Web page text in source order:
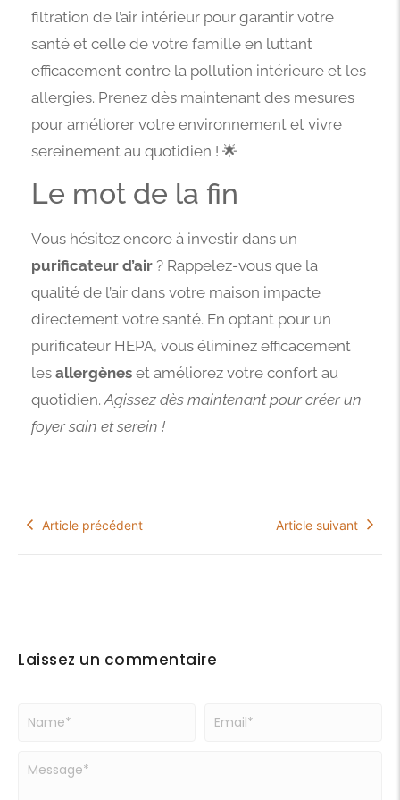
filtration de l’air intérieur pour garantir votre
santé et celle de votre famille en luttant
efficacement contre la pollution intérieure et les
allergies. Prenez dès maintenant des mesures
pour améliorer votre environnement et vivre
sereinement au quotidien ! 🌟
Le mot de la fin
Vous hésitez encore à investir dans un
purificateur d’air ? Rappelez-vous que la
qualité de l’air dans votre maison impacte
directement votre santé. En optant pour un
purificateur HEPA, vous éliminez efficacement
les allergènes et améliorez votre confort au
quotidien.Agissez dès maintenant pour créer un
foyer sain et serein !
Article précédent Article suivant
Laissez un commentaire